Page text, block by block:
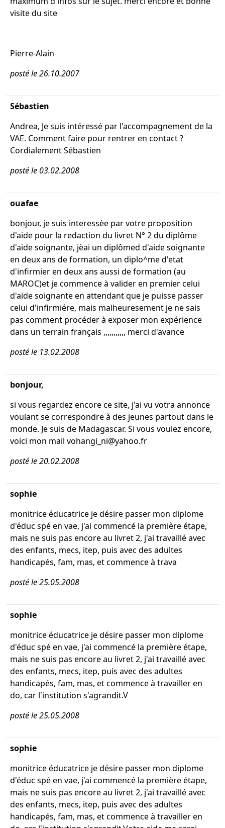
visite du site
Pierre-Alain
posté le 26.10.2007
Sébastien
Andrea, Je suis intéressé par l'accompagnement de la
VAE. Comment faire pour rentrer en contact ?
Cordialement Sébastien
posté le 03.02.2008
ouafae
bonjour, je suis interessèe par votre proposition
d'aide pour la redaction du livret N° 2 du diplôme
d'aide soignante, jèai un diplômed d'aide soignante
en deux ans de formation, un diplo^me d'etat
d'infirmier en deux ans aussi de formation (au
MAROC)et je commence à valider en premier celui
d'aide soignante en attendant que je puisse passer
celui d'infirmiére, mais malheuresement je ne sais
pas comment procéder à exposer mon expérience
dans un terrain français ,,,,,,,,,,, merci d'avance
posté le 13.02.2008
bonjour,
si vous regardez encore ce site, j'ai vu votra annonce
voulant se correspondre à des jeunes partout dans le
monde. Je suis de Madagascar. Si vous voulez encore,
voici mon mail vohangi_ni@yahoo.fr
posté le 20.02.2008
sophie
monitrice éducatrice je désire passer mon diplome
d'éduc spé en vae, j'ai commencé la première étape,
mais ne suis pas encore au livret 2, j'ai travaillé avec
des enfants, mecs, itep, puis avec des adultes
handicapés, fam, mas, et commence à trava
posté le 25.05.2008
sophie
monitrice éducatrice je désire passer mon diplome
d'éduc spé en vae, j'ai commencé la première étape,
mais ne suis pas encore au livret 2, j'ai travaillé avec
des enfants, mecs, itep, puis avec des adultes
handicapés, fam, mas, et commence à travailler en
do, car l'institution s'agrandit.V
posté le 25.05.2008
sophie
monitrice éducatrice je désire passer mon diplome
d'éduc spé en vae, j'ai commencé la première étape,
mais ne suis pas encore au livret 2, j'ai travaillé avec
des enfants, mecs, itep, puis avec des adultes
handicapés, fam, mas, et commence à travailler en